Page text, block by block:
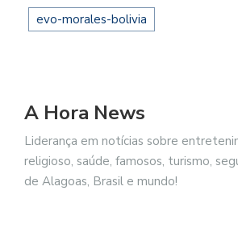
evo-morales-bolivia
A Hora News
Liderança em notícias sobre
religioso, saúde, famosos, turismo,
de Alagoas, Brasil e mundo!